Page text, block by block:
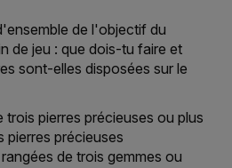
de l'objectif du
de jeu : que dois-tu faire et
sont-elles disposées sur le
trois pierres précieuses ou plus
pierres précieuses
de trois gemmes ou